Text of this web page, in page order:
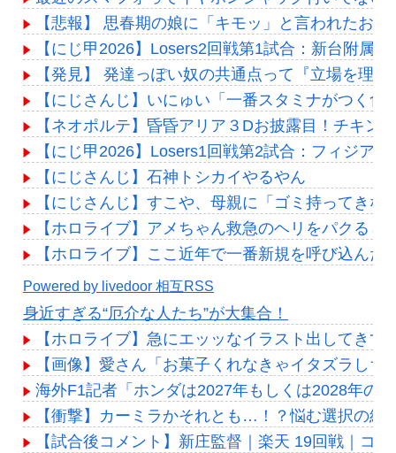
【悲報】 思春期の娘に「キモッ」と言われたお
【にじ甲2026】Losers2回戦第1試合：新台附属
【発見】 発達っぽい奴の共通点って『立場を理
【にじさんじ】いにゅい「一番スタミナがつく食
【ネオポルテ】昏昏アリア３Dお披露目！チキン
【にじ甲2026】Losers1回戦第2試合：フィジア
【にじさんじ】石神トシカイやるやん
【にじさんじ】すこや、母親に「ゴミ持ってき
【ホロライブ】アメちゃん救急のヘリをパクる→
【ホロライブ】ここ近年で一番新規を呼び込んだ
Powered by livedoor 相互RSS
身近すぎる“厄介な人たち”が大集合！
【ホロライブ】急にエッッなイラスト出してきて
【画像】愛さん「お菓子くれなきゃイタズラし
海外F1記者「ホンダは2027年もしくは2028年の
【衝撃】カーミラかそれとも…！？悩む選択の結
【試合後コメント】新庄監督｜楽天 19回戦｜コ